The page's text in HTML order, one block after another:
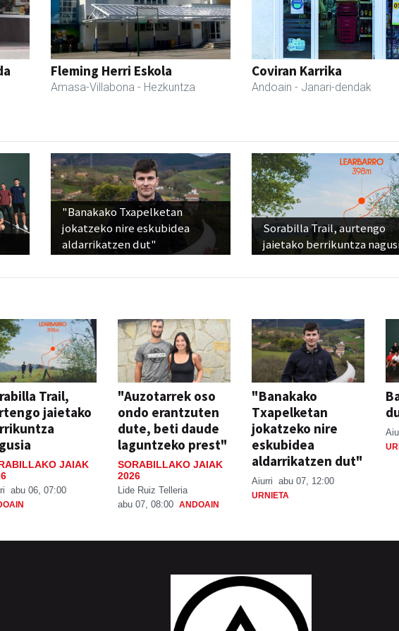
Fleming Herri Eskola
Amasa-Villabona - Hezkuntza
Coviran Karrika
Andoain - Janari-dendak
"Banakako Txapelketan
jokatzeko nire eskubidea
aldarrikatzen dut"
Sorabilla Trail, aurtengo
jaietako berrikuntza
Trail,
jaietako
JAIAK
abu 06, 07:00
"Auzotarrek oso
ondo erantzuten
dute, beti daude
laguntzeko prest"
SORABILLAKO JAIAK
2026
Lide Ruiz Telleria
abu 07, 08:00 ANDOAIN
"Banakako
Txapelketan
jokatzeko nire
eskubidea
aldarrikatzen dut"
Aiurri abu 07, 12:00
URNIETA